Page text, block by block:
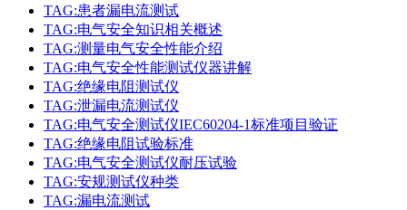
TAG:患者漏电流测试
TAG:电气安全知识相关概述
TAG:测量电气安全性能介绍
TAG:电气安全性能测试仪器讲解
TAG:绝缘电阻测试仪
TAG:泄漏电流测试仪
TAG:电气安全测试仪IEC60204-1标准项目验证
TAG:绝缘电阻试验标准
TAG:电气安全测试仪耐压试验
TAG:安规测试仪种类
TAG:漏电流测试